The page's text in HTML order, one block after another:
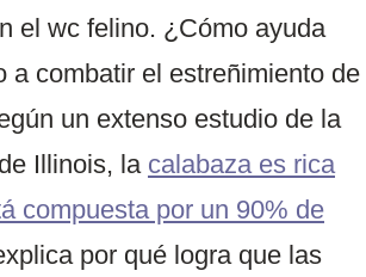
el wc felino. ¿Cómo ayuda
a combatir el estreñimiento de
un extenso estudio de la
Illinois, la calabaza es rica
compuesta por un 90% de
por qué logra que las